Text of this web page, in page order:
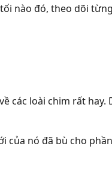
nào đó, theo dõi
các loài chim rất
nó đã bù cho